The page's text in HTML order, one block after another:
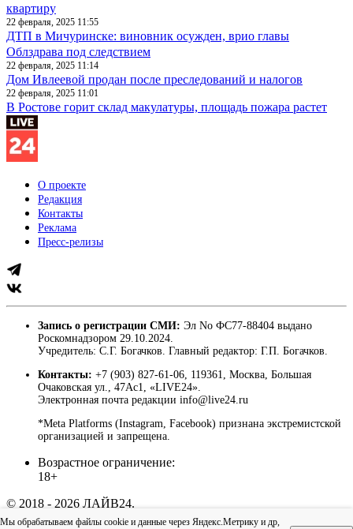
квартиру
22 февраля, 2025 11:55
ДТП в Мичуринске: виновник осужден, врио главы
Облздрава под следствием
22 февраля, 2025 11:14
Дом Ивлеевой продан после преследований и налогов
22 февраля, 2025 11:01
В Ростове горит склад макулатуры, площадь пожара растет
О проекте
Редакция
Контакты
Реклама
Пресс-релизы
Запись о регистрации СМИ: Эл No ФС77-88404 выдано
Роскомнадзором 29.10.2024.
Учредитель: С.Г. Богачков. Главный редактор: Г.П. Богачков.
Контакты: +7 (903) 827-61-06, 119361, Москва, Большая
Очаковская ул., 47Ас1, «LIVE24».
Электронная почта редакции info@live24.ru
*Meta Platforms (Instagram, Facebook) признана экстремистской
организацией и запрещена.
Возрастное ограничение:
18+
© 2018 - 2026 ЛАЙВ24.
Пользовательское соглашение|Политика
Мы обрабатываем файлы cookie и данные через Яндекс.Метрику и др,